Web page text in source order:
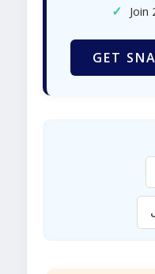
✓ Join
GET